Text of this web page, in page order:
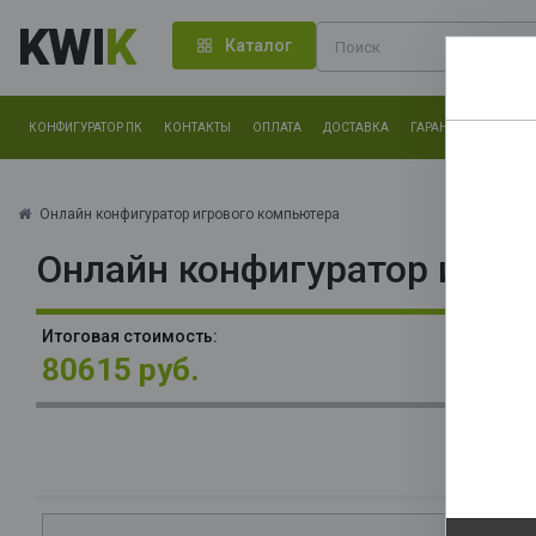
KWIK Каталог
КОНФИГУРАТОР ПК КОНТАКТЫ ОПЛАТА ДОСТАВКА ГАРАНТИЯ
Онлайн конфигуратор игрового компьютера
Онлайн конфигуратор
Итоговая стоимость:
80615 руб.